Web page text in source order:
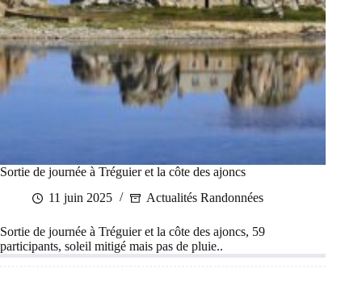
Sortie de journée à Tréguier et la côte des ajoncs
11 juin 2025
Actualités Randonnées
Sortie de journée à Tréguier et la côte des ajoncs, 59
participants, soleil mitigé mais pas de pluie..